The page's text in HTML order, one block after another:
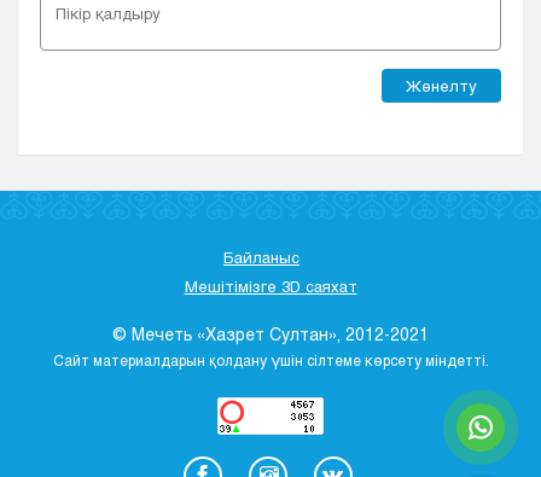
Жөнелту
Байланыс
Мешітімізге 3D саяхат
© Мечеть «Хазрет Султан», 2012-2021
Сайт материалдарын қолдану үшін сілтеме көрсету міндетті.